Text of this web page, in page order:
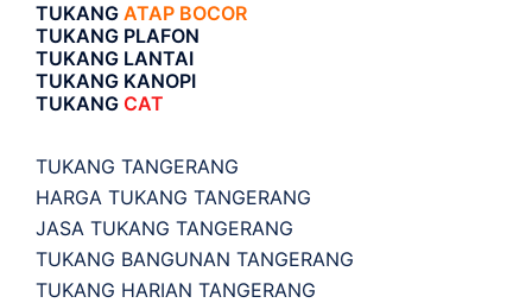
TUKANG ATAP BOCOR
TUKANG PLAFON
TUKANG LANTAI
TUKANG KANOPI
TUKANG CAT
TUKANG TANGERANG
HARGA TUKANG TANGERANG
JASA TUKANG TANGERANG
TUKANG BANGUNAN TANGERANG
TUKANG HARIAN TANGERANG